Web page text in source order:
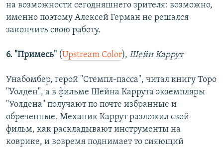
на возможности сегодняшнего зрителя: возможно,
именно поэтому Алексей Герман не решался
закончить свою работу.
6. "Примесь" (Upstream Color), Шейн Каррут
Унабомбер, герой "Стемпл-пасса", читал книгу Торо
"Уолден", а в фильме Шейна Каррута экземпляры
"Уолдена" получают по почте избранные и
обреченные. Механик Каррут разложил свой
фильм, как раскладывают инструменты на
коврике, и вовремя поднимает то сияющий